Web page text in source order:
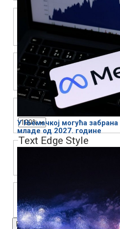
Background
Window
Color
Font Size
Text Edge Style
Resetrestore all settings to the
У Њемачкој могућа
младе од 2027. године